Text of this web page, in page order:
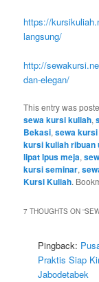
https://
langsung/
http://
dan-elegan/
This entry was
sewa kursi kuliah,
Bekasi,sewa
kursi kuliah ribuan
lipat lpus meja,
kursi seminar,
Kursi Kuliah.
7 THOUGHTS ON “
Pingback:
Praktis Siap
Jabodetabek